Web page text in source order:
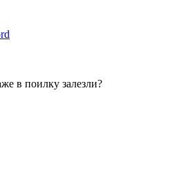
в поилку залезли?